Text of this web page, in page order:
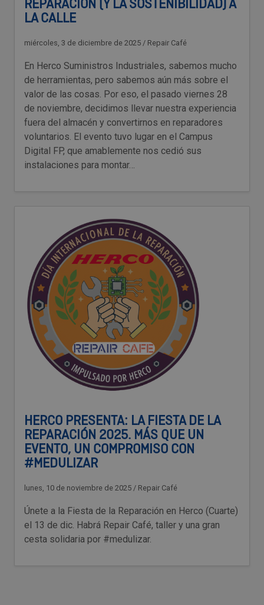
REPARACIÓN (Y LA SOSTENIBILIDAD) A
LA CALLE
miércoles, 3 de diciembre de 2025 / Repair Café
En Herco Suministros Industriales, sabemos mucho
de herramientas, pero sabemos aún más sobre el
valor de las cosas. Por eso, el pasado viernes 28
de noviembre, decidimos llevar nuestra experiencia
fuera del almacén y convertirnos en reparadores
voluntarios. El evento tuvo lugar en el Campus
Digital FP, que amablemente nos cedió sus
instalaciones para montar…
HERCO PRESENTA: LA FIESTA DE LA
REPARACIÓN 2025. MÁS QUE UN
EVENTO, UN COMPROMISO CON
#MEDULIZAR
lunes, 10 de noviembre de 2025 / Repair Café
Únete a la Fiesta de la Reparación en Herco (Cuarte)
el 13 de dic. Habrá Repair Café, taller y una gran
cesta solidaria por #medulizar.